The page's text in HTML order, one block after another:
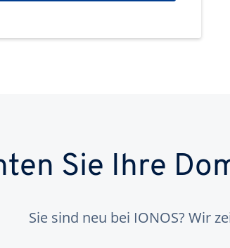
Sie Ihre
Sie sind neu bei IONOS? Wir